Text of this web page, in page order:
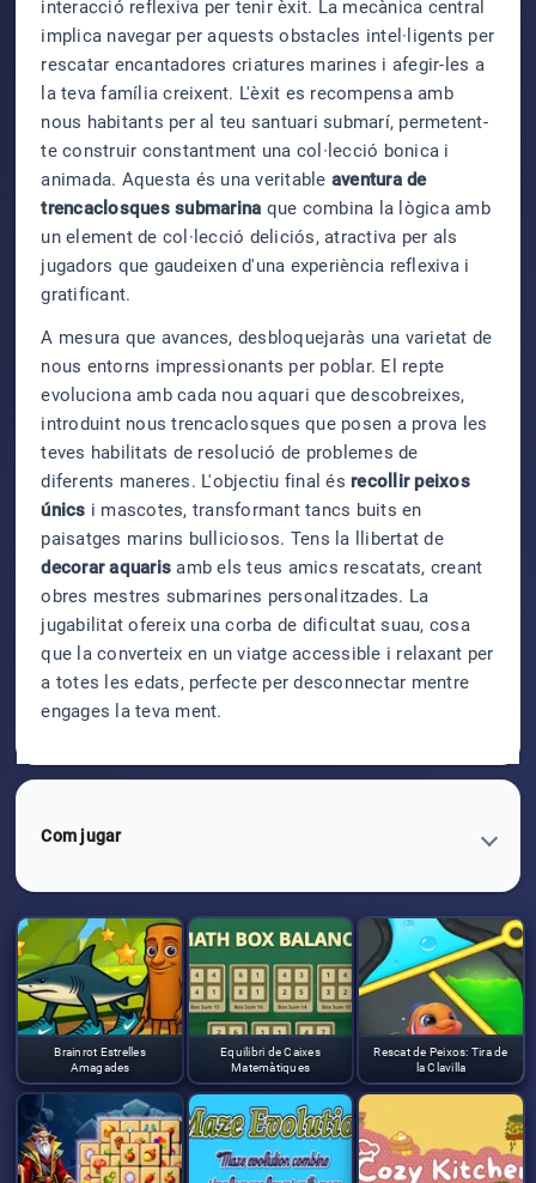
interacció reflexiva per tenir èxit. La mecànica central
implica navegar per aquests obstacles intel·ligents per
rescatar encantadores criatures marines i afegir-les a
la teva família creixent. L'èxit es recompensa amb
nous habitants per al teu santuari submarí, permetent-
te construir constantment una col·lecció bonica i
animada. Aquesta és una veritable aventura de
trencaclosques submarina que combina la lògica amb
un element de col·lecció deliciós, atractiva per als
jugadors que gaudeixen d'una experiència reflexiva i
gratificant.
A mesura que avances, desbloquejaràs una varietat de
nous entorns impressionants per poblar. El repte
evoluciona amb cada nou aquari que descobreixes,
introduint nous trencaclosques que posen a prova les
teves habilitats de resolució de problemes de
diferents maneres. L'objectiu final és recollir peixos
únics i mascotes, transformant tancs buits en
paisatges marins bulliciosos. Tens la llibertat de
decorar aquaris amb els teus amics rescatats, creant
obres mestres submarines personalitzades. La
jugabilitat ofereix una corba de dificultat suau, cosa
que la converteix en un viatge accessible i relaxant per
a totes les edats, perfecte per desconnectar mentre
engages la teva ment.
Com jugar
Brainrot Estrelles
Amagades
Equilibri de Caixes
Matemàtiques
Rescat de Peixos: Tira de
la Clavilla